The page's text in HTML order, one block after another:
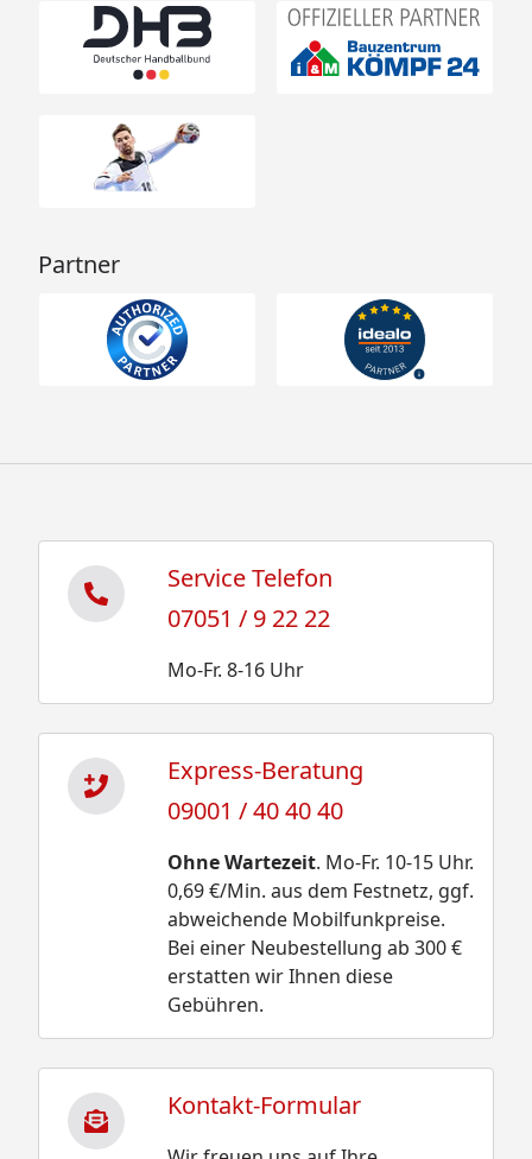
Partner
Service Telefon
07051 / 9 22 22
Mo-Fr. 8-16 Uhr
Express-Beratung
09001 / 40 40 40
Ohne Wartezeit. Mo-Fr. 10-15 Uhr.
0,69 €/Min. aus dem Festnetz, ggf.
abweichende Mobilfunkpreise.
Bei einer Neubestellung ab 300 €
erstatten wir Ihnen diese
Gebühren.
Kontakt-Formular